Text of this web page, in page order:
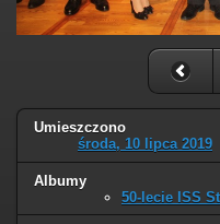
Umieszczono
środa, 10 lipca 2019
Albumy
50-lecie ISS